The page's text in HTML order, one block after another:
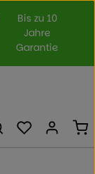
Bis zu 10
Jahre
Garantie
Du hast 0